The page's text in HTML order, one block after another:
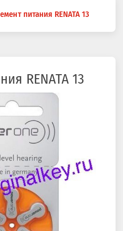
питания RENATA 13
RENATA 13